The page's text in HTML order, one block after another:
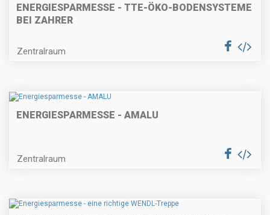
ENERGIESPARMESSE - TTE-ÖKO-BODENSYSTEME
BEI ZAHRER
Zentralraum
ENERGIESPARMESSE - AMALU
Zentralraum